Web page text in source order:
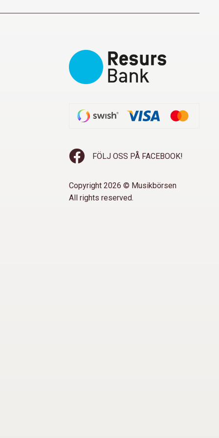
FÖLJ OSS PÅ FACEBOOK!
Copyright 2026 © Musikbörsen
All rights reserved.